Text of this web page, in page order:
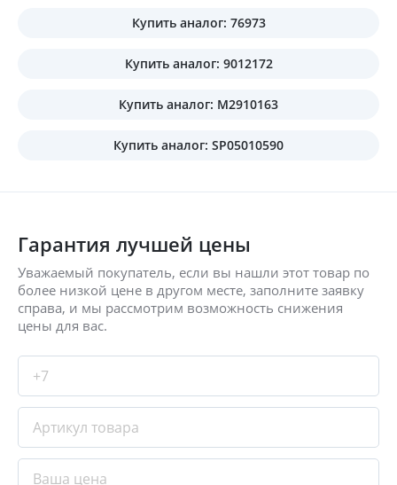
Купить аналог: 76973
Купить аналог: 9012172
Купить аналог: M2910163
Купить аналог: SP05010590
Гарантия лучшей цены
Уважаемый покупатель, если вы нашли этот товар по
более низкой цене в другом месте, заполните заявку
справа, и мы рассмотрим возможность снижения
цены для вас.